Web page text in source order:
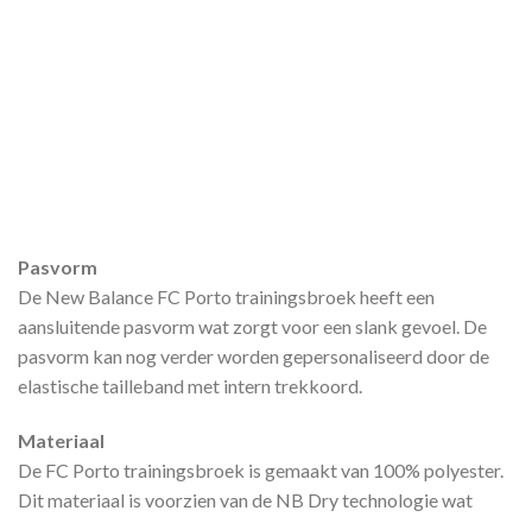
Pasvorm
De New Balance FC Porto trainingsbroek heeft een
aansluitende pasvorm wat zorgt voor een slank gevoel. De
pasvorm kan nog verder worden gepersonaliseerd door de
elastische tailleband met intern trekkoord.
Materiaal
De FC Porto trainingsbroek is gemaakt van 100% polyester.
Dit materiaal is voorzien van de NB Dry technologie wat